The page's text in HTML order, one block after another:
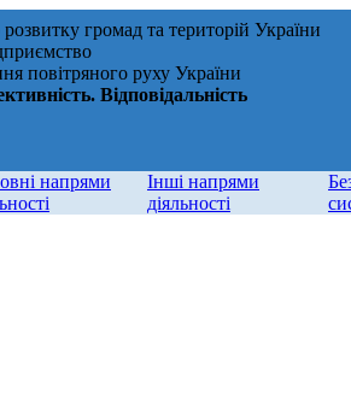
розвитку громад та територій України
повітряного руху України
Відповідальність
напрями
Інші напрями
діяльності